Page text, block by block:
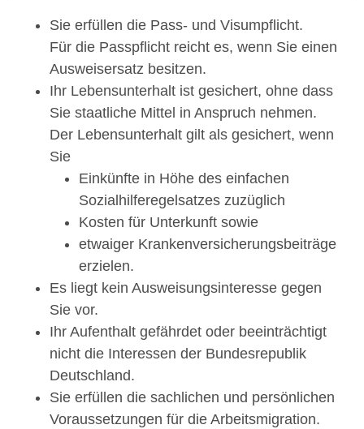
Sie erfüllen die Pass- und Visumpflicht.
Für die Passpflicht reicht es, wenn Sie einen
Ausweisersatz besitzen.
Ihr Lebensunterhalt ist gesichert, ohne dass
Sie staatliche Mittel in Anspruch nehmen.
Der Lebensunterhalt gilt als gesichert, wenn
Sie
Einkünfte in Höhe des einfachen
Sozialhilferegelsatzes zuzüglich
Kosten für Unterkunft sowie
etwaiger Krankenversicherungsbeiträge
erzielen.
Es liegt kein Ausweisungsinteresse gegen
Sie vor.
Ihr Aufenthalt gefährdet oder beeinträchtigt
nicht die Interessen der Bundesrepublik
Deutschland.
Sie erfüllen die sachlichen und persönlichen
Voraussetzungen für die Arbeitsmigration.